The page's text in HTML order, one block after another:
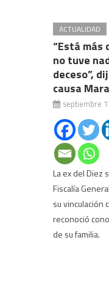
ACTUALIDAD
“Está más
no tuve
deceso”,
causa
septiembre
La ex del Diez
Fiscalía
su vinculación
reconoció
de su familia.